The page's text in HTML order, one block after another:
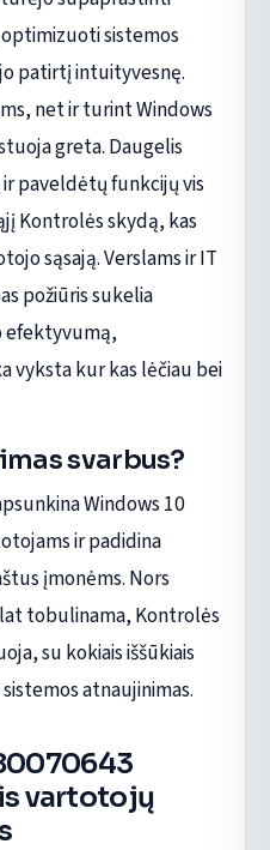
sistemos
patirtį intuityvesnę.
net ir turint Windows
greta. Daugelis
paveldėtų funkcijų vis
Kontrolės skydą, kas
sąsają. Verslams ir IT
požiūris sukelia
efektyvumą,
vyksta kur kas lėčiau bei
svarbus?
Windows 10
ir padidina
įmonėms. Nors
tobulinama, Kontrolės
su kokiais iššūkiais
atnaujinimas.
vartotojų